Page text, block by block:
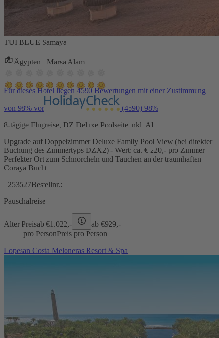
TUI BLUE Samaya
Ägypten - Marsa Alam
Für dieses Hotel liegen 4590 Bewertungen mit einer Zustimmung
von 98% vor (4590) 98%
8-tägige Flugreise, DZ Deluxe Poolseite inkl. AI
Upgrade auf Doppelzimmer Deluxe Family Pool View (bei direkter
Buchung des Zimmertyps DZX2) - Wert: ca. € 220,- pro Zimmer
Perfekter Ort zum Schnorcheln und Tauchen an der traumhaften
Coraya Bucht
253527Bestellnr.:
Pauschalreise
Alter Preisab €1.022,- ab €929,-
pro PersonPreis pro Person
Lopesan Costa Meloneras Resort & Spa